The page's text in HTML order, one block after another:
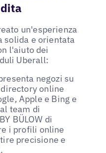
un'esperienza
solida e orientata
l'aiuto dei
Uberall:
negozi su
online
Apple e Bing e
team di
BÜLOW di
i profili online
precisione e